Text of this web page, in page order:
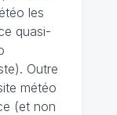
les
quasi-
Outre
météo
(et non